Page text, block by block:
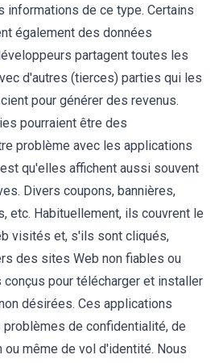
informations de ce type. Certains
également des données
partagent toutes les
d'autres (tierces) parties qui les
pour générer des revenus.
pourraient être des
problème avec les applications
qu'elles affichent aussi souvent
Divers coupons, bannières,
etc. Habituellement, ils couvrent le
visités et, s'ils sont cliqués,
des sites Web non fiables ou
pour télécharger et installer
désirées. Ces applications
de confidentialité, de
ou même de vol d'identité. Nous